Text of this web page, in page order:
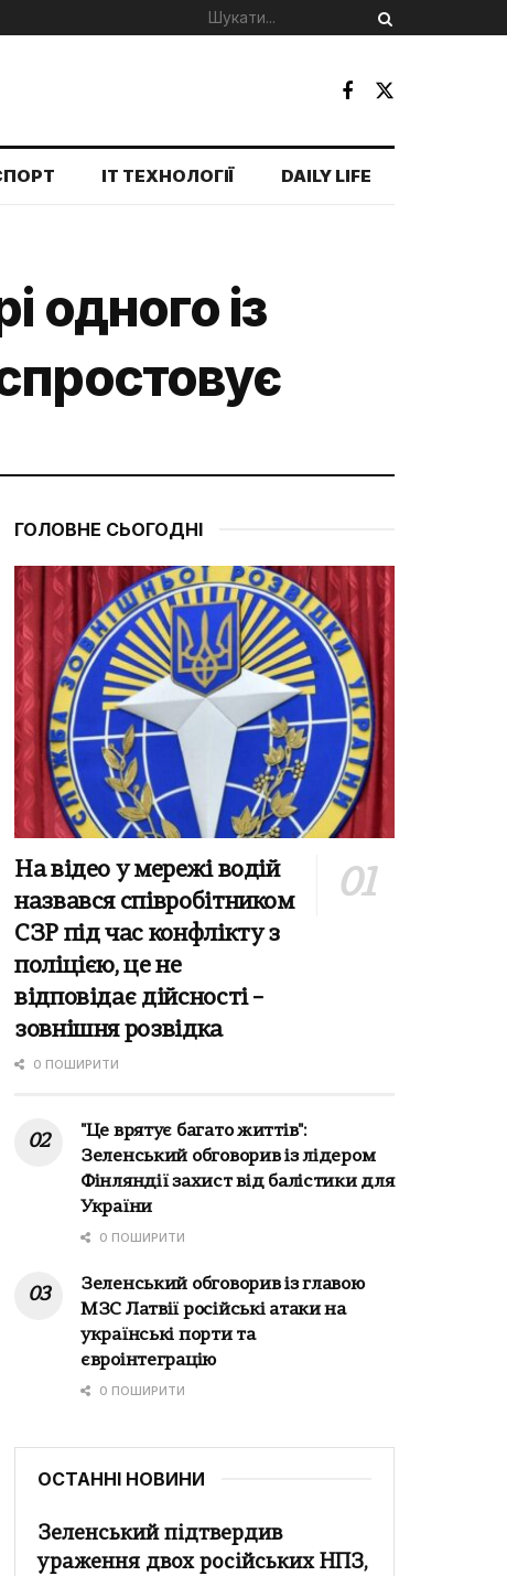
IT ТЕХНОЛОГІЇ DAILY LIFE
одного із
ГОЛОВНЕ СЬОГОДНІ
На відео у мережі водій
назвався співробітником
СЗР під час конфлікту з
поліцією, це не
відповідає дійсності –
зовнішня розвідка
0 ПОШИРИТИ
"Це врятує багато життів":
Зеленський обговорив із лідером
Фінляндії захист від балістики для
України
0 ПОШИРИТИ
Зеленський обговорив із главою
МЗС Латвії російські атаки на
українські порти та
євроінтеграцію
0 ПОШИРИТИ
ОСТАННІ НОВИНИ
Зеленський підтвердив
ураження двох російських НПЗ,